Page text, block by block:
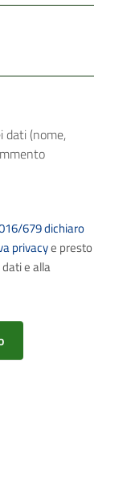
dati (nome,
679 dichiaro
privacye presto
e alla